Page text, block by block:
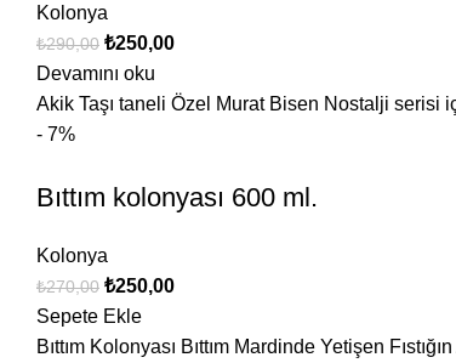
Kolonya
₺290,00 ₺250,00
Devamını oku
Akik Taşı taneli Özel Murat Bisen Nostalji
- 7%
Bıttım kolonyası 600 ml.
Kolonya
₺270,00 ₺250,00
Sepete Ekle
Bıttım Kolonyası Bıttım Mardinde Yetişen